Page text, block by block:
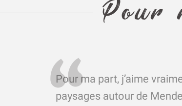
Pour
Pour ma part, j’aime
paysages autour de